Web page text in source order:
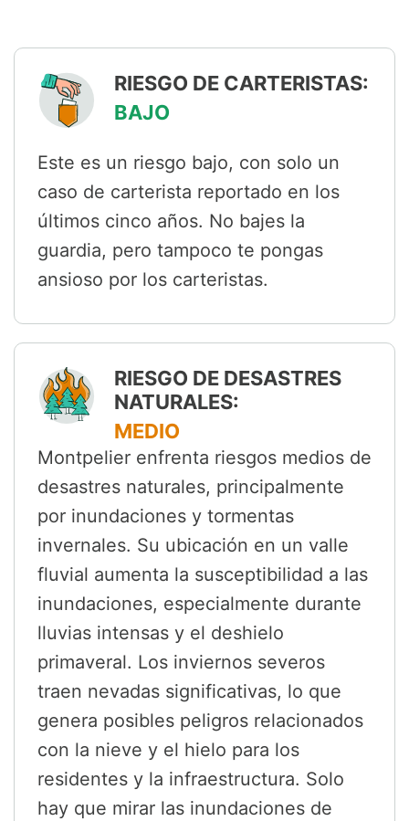
RIESGO DE CARTERISTAS:
BAJO
Este es un riesgo bajo, con solo un
caso de carterista reportado en los
últimos cinco años. No bajes la
guardia, pero tampoco te pongas
ansioso por los carteristas.
RIESGO DE DESASTRES
NATURALES:
MEDIO
Montpelier enfrenta riesgos medios de
desastres naturales, principalmente
por inundaciones y tormentas
invernales. Su ubicación en un valle
fluvial aumenta la susceptibilidad a las
inundaciones, especialmente durante
lluvias intensas y el deshielo
primaveral. Los inviernos severos
traen nevadas significativas, lo que
genera posibles peligros relacionados
con la nieve y el hielo para los
residentes y la infraestructura. Solo
hay que mirar las inundaciones de